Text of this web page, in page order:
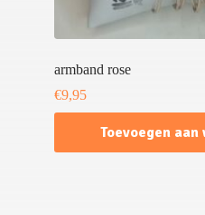
armband rose
€9,95
Toevoegen